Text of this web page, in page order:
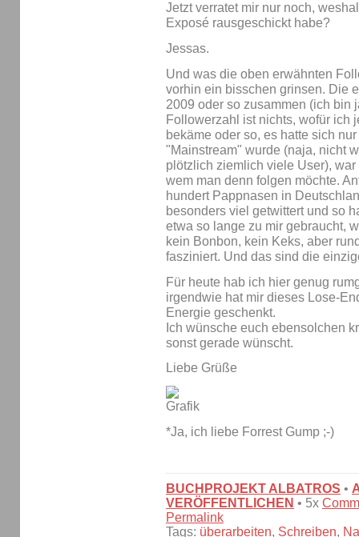
Jetzt verratet mir nur noch,
Exposé rausgeschickt habe?
Jessas.
Und was die oben erwähnten
vorhin ein bisschen grinsen. Die
2009 oder so zusammen (ich bin
Followerzahl ist nichts, wofür ich
bekäme oder so, es hatte sich
"Mainstream" wurde (naja, nicht
plötzlich ziemlich viele User),
wem man denn folgen möchte.
hundert Pappnasen in
besonders viel getwittert und so
etwa so lange zu mir gebraucht,
kein Bonbon, kein Keks, aber
fasziniert. Und das sind die
Für heute hab ich hier genug
irgendwie hat mir dieses Lose-
Energie geschenkt.
Ich wünsche euch ebensolchen
sonst gerade wünscht.
Liebe Grüße
*Ja, ich liebe Forrest Gump ;-)
BUCHPROJEKT ALBATROS •
VERÖFFENTLICHEN • 5x
Permalink
Tags: überarbeiten, Schreiben,